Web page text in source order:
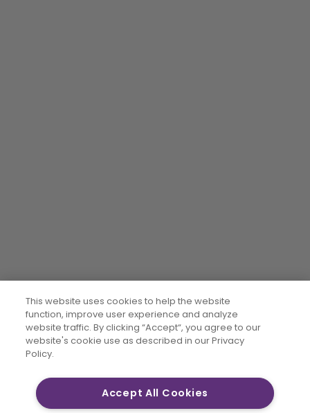
This website uses cookies to help the website
function, improve user experience and analyze
website traffic. By clicking “Accept“, you agree to our
website's cookie use as described in our Privacy
Policy.
Accept All Cookies